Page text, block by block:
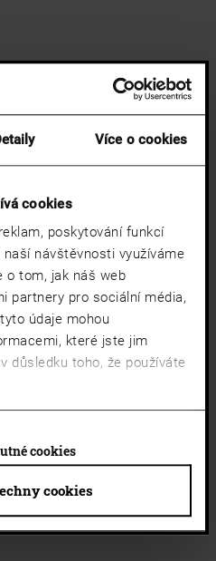
Více o cookies
cookies
poskytování funkcí
návštěvnosti využíváme
o tom, jak náš web
partnery pro sociální média,
údaje mohou
které jste jim
důsledku toho, že používáte
cookies
cookies